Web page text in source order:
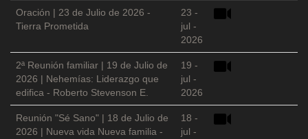
Oración | 23 de Julio de 2026 -
Tierra Prometida
23 -
jul -
2026
2ª Reunión familiar | 19 de Julio de
2026 | Nehemías: Liderazgo que
edifica - Roberto Stevenson E.
19 -
jul -
2026
Reunión "Sé Sano" | 18 de Julio de
2026 | Nueva vida Nueva familia -
18 -
jul -